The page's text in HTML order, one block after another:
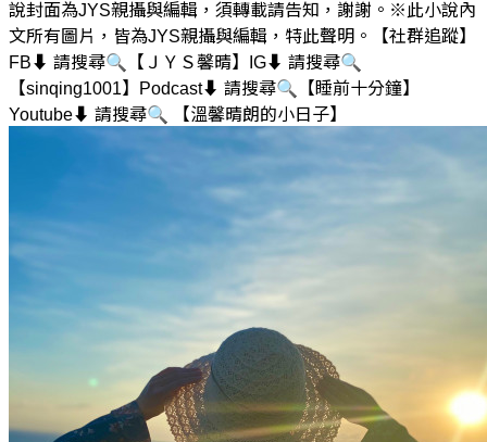
說封面為JYS親攝與編輯，須轉載請告知，謝謝。※此小說內
文所有圖片，皆為JYS親攝與編輯，特此聲明。【社群追蹤】
FB⬇️ 請搜尋🔍【ＪＹＳ馨晴】IG⬇️ 請搜尋🔍
【sinqing1001】Podcast⬇️ 請搜尋🔍【睡前十分鐘】
Youtube⬇️ 請搜尋🔍 【溫馨晴朗的小日子】